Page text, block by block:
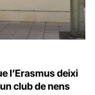
l’Erasmus deixi
club de nens